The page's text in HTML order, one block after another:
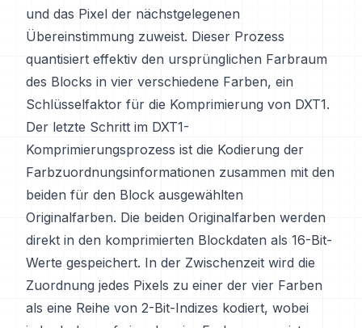
und das Pixel der nächstgelegenen
Übereinstimmung zuweist. Dieser Prozess
quantisiert effektiv den ursprünglichen Farbraum
des Blocks in vier verschiedene Farben, ein
Schlüsselfaktor für die Komprimierung von DXT1.
Der letzte Schritt im DXT1-
Komprimierungsprozess ist die Kodierung der
Farbzuordnungsinformationen zusammen mit den
beiden für den Block ausgewählten
Originalfarben. Die beiden Originalfarben werden
direkt in den komprimierten Blockdaten als 16-Bit-
Werte gespeichert. In der Zwischenzeit wird die
Zuordnung jedes Pixels zu einer der vier Farben
als eine Reihe von 2-Bit-Indizes kodiert, wobei